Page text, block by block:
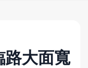
路大面寬